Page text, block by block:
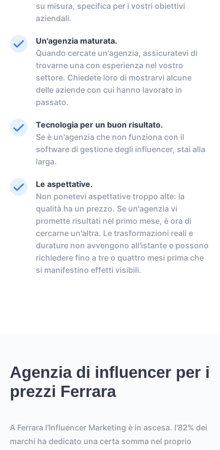
su misura, specifica per i vostri obiettivi
aziendali.
Un'agenzia maturata.
Quando cercate un'agenzia, assicuratevi di
trovarne una con esperienza nel vostro
settore. Chiedete loro di mostrarvi alcune
delle aziende con cui hanno lavorato in
passato.
Tecnologia per un buon risultato.
Se è un'agenzia che non funziona con il
software di gestione degli influencer, stai alla
larga.
Le aspettative.
Non ponetevi aspettative troppo alte: la
qualità ha un prezzo. Se un'agenzia vi
promette risultati nel primo mese, è ora di
cercarne un'altra. Le trasformazioni reali e
durature non avvengono all'istante e possono
richiedere fino a tre o quattro mesi prima che
si manifestino effetti visibili.
Agenzia di influencer per i
prezzi Ferrara
A Ferrara l'Influencer Marketing è in ascesa. l'82% dei
marchi ha dedicato una certa somma nel proprio